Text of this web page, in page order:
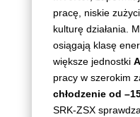
pracę, niskie
kulturę działania.
osiągają klasę
większe jednostki
pracy w szerokim
chłodzenie od
SRK‑ZSX